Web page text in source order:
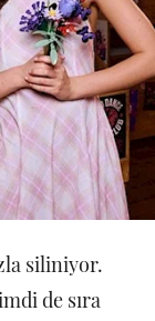
siliniyor.
de sıra